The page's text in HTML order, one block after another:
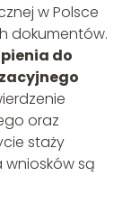
w Polsce
dokumentów.
do
oraz
staży
wniosków są